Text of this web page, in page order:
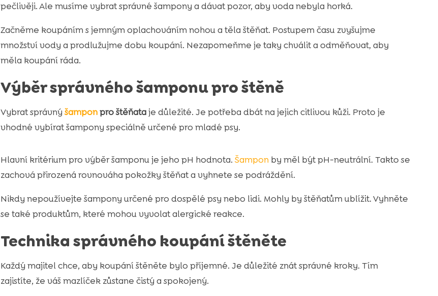
pečlivěji. Ale musíme vybrat správné šampony a dávat pozor, aby voda nebyla horká.
Začněme koupáním s jemným oplachováním nohou a těla štěňat. Postupem času zvyšujme
množství vody a prodlužujme dobu koupání. Nezapomeňme je taky chválit a odměňovat, aby
měla koupání ráda.
Výběr správného šamponu pro štěně
Vybrat správnýšamponpro štěňataje důležité. Je potřeba dbát na jejich citlivou kůži. Proto je
vhodné vybírat šampony speciálně určené pro mladé psy.
Hlavní kritérium pro výběr šamponu je jeho pH hodnota. Šampon by měl být pH-neutrální. Takto se
zachová přirozená rovnováha pokožky štěňat a vyhnete se podráždění.
Nikdy nepoužívejte šampony určené pro dospělé psy nebo lidi. Mohly by štěňatům ublížit. Vyhněte
se také produktům, které mohou vyvolat alergické reakce.
Technika správného koupání štěněte
Každý majitel chce, aby koupání štěněte bylo příjemné. Je důležité znát správné kroky. Tím
zajistíte, že váš mazlíček zůstane čistý a spokojený.